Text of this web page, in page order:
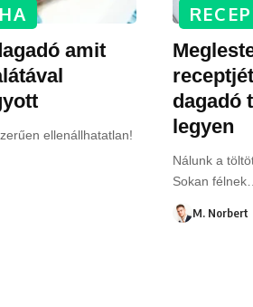
amit
ellenállhatatlan!
dagadó
legyen
Nálunk a
Sokan félnek…
M. Norbert